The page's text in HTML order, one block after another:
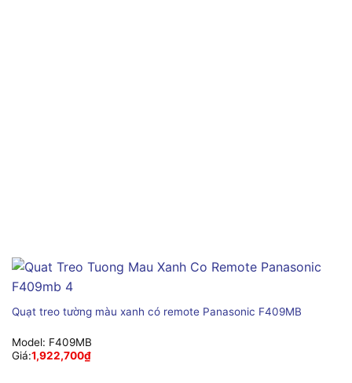
Quạt treo tường màu xanh có remote Panasonic F409MB
Model: F409MB
Giá:1,922,700₫